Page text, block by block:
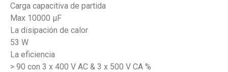
Carga capacitiva de partida
Max 10000 µF
La disipación de calor
53 W
La eficiencia
> 90 con 3 x 400 V AC & 3 x 500 V CA %